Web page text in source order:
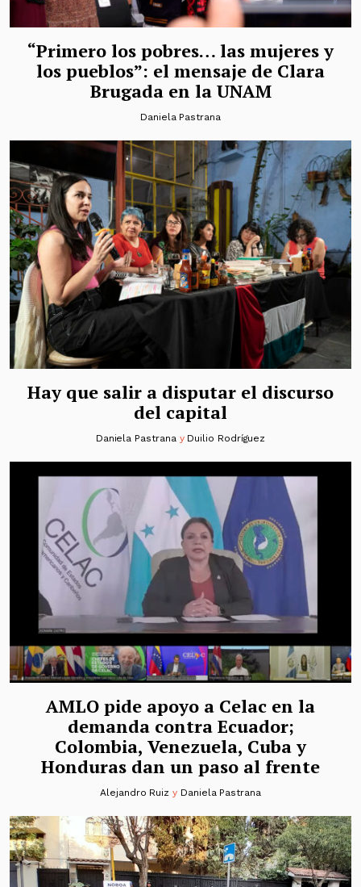
“Primero los pobres… las mujeres y
los pueblos”: el mensaje de Clara
Brugada en la UNAM
Daniela Pastrana
Hay que salir a disputar el discurso
del capital
Daniela Pastrana y Duilio Rodríguez
AMLO pide apoyo a Celac en la
demanda contra Ecuador;
Colombia, Venezuela, Cuba y
Honduras dan un paso al frente
Alejandro Ruiz y Daniela Pastrana